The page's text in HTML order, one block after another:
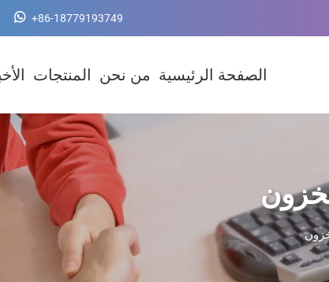
+86-18779193749
الصفحة الرئيسية من نحن المنتجات